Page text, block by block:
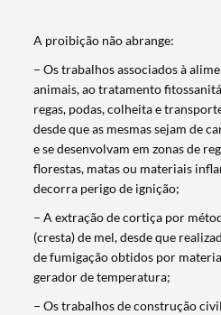
Termo de Pesquisa
Categorias gerais
A proibição não abrange:
− Os trabalhos associados à
animais, ao tratamento
regas, podas, colheita e
desde que as mesmas sejam de
e se desenvolvam em zonas de
florestas, matas ou materiais
decorra perigo de ignição;
− A extração de cortiça por
(cresta) de mel, desde que
de fumigação obtidos por
gerador de temperatura;
− Os trabalhos de construção